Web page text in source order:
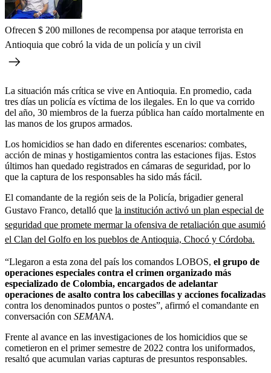
Ofrecen $ 200 millones de recompensa por ataque terrorista en
Antioquia que cobró la vida de un policía y un civil
La situación más crítica se vive en Antioquia. En promedio, cada
tres días un policía es víctima de los ilegales. En lo que va corrido
del año, 30 miembros de la fuerza pública han caído mortalmente en
las manos de los grupos armados.
Los homicidios se han dado en diferentes escenarios: combates,
acción de minas y hostigamientos contra las estaciones fijas. Estos
últimos han quedado registrados en cámaras de seguridad, por lo
que la captura de los responsables ha sido más fácil.
El comandante de la región seis de la Policía, brigadier general
Gustavo Franco, detalló que la institución activó un plan especial de
seguridad que promete mermar la ofensiva de retaliación que asumió
el Clan del Golfo en los pueblos de Antioquia, Chocó y Córdoba.
“Llegaron a esta zona del país los comandos LOBOS, el grupo de
operaciones especiales contra el crimen organizado más
especializado de Colombia, encargados de adelantar
operaciones de asalto contra los cabecillas y acciones focalizadas
contra los denominados puntos o postes”, afirmó el comandante en
conversación con SEMANA.
Frente al avance en las investigaciones de los homicidios que se
cometieron en el primer semestre de 2022 contra los uniformados,
resaltó que acumulan varias capturas de presuntos responsables.